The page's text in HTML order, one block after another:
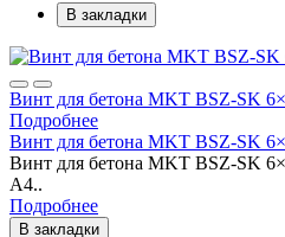
В закладки
Винт для бетона MKT BSZ-SK
Подробнее
Винт для бетона MKT BSZ-SK
Винт для бетона MKT BSZ-SK
A4..
Подробнее
В закладки